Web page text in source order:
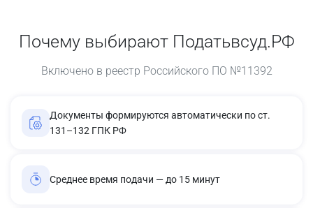
Почему выбирают Податьвсуд.РФ
Включено в реестр Российского ПО №11392
Документы формируются автоматически по ст.
131–132 ГПК РФ
Среднее время подачи — до 15 минут